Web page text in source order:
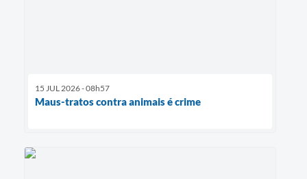
15 JUL 2026 - 08h57
Maus-tratos contra animais é crime